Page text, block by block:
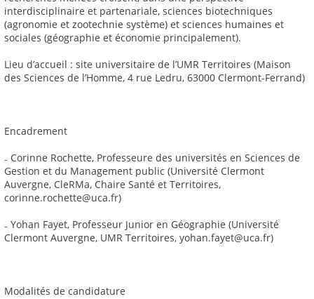
interdisciplinaire et partenariale, sciences biotechniques
(agronomie et zootechnie système) et sciences humaines et
sociales (géographie et économie principalement).
Lieu d’accueil : site universitaire de l’UMR Territoires (Maison
des Sciences de l’Homme, 4 rue Ledru, 63000 Clermont-Ferrand)
Encadrement
₋ Corinne Rochette, Professeure des universités en Sciences de
Gestion et du Management public (Université Clermont
Auvergne, CleRMa, Chaire Santé et Territoires,
corinne.rochette@uca.fr)
₋ Yohan Fayet, Professeur Junior en Géographie (Université
Clermont Auvergne, UMR Territoires, yohan.fayet@uca.fr)
Modalités de candidature